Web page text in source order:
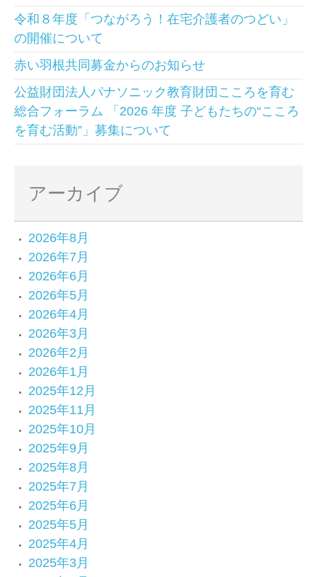
令和８年度「つながろう！在宅介護者のつどい」
の開催について
赤い羽根共同募金からのお知らせ
公益財団法人パナソニック教育財団こころを育む
総合フォーラム 「2026 年度 子どもたちの“こころ
を育む活動”」募集について
アーカイブ
2026年8月
2026年7月
2026年6月
2026年5月
2026年4月
2026年3月
2026年2月
2026年1月
2025年12月
2025年11月
2025年10月
2025年9月
2025年8月
2025年7月
2025年6月
2025年5月
2025年4月
2025年3月